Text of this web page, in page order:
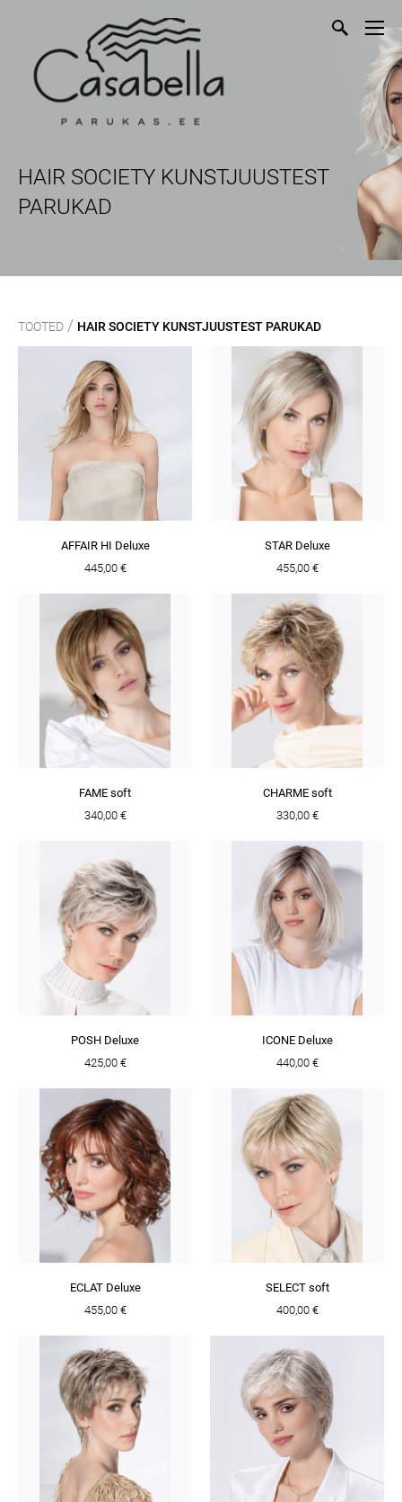
HAIR SOCIETY KUNSTJUUSTEST
PARUKAD
TOOTED / HAIR SOCIETY KUNSTJUUSTEST PARUKAD
AFFAIR HI Deluxe
445,00 €
STAR Deluxe
455,00 €
FAME soft
340,00 €
CHARME soft
330,00 €
POSH Deluxe
425,00 €
ICONE Deluxe
440,00 €
ECLAT Deluxe
455,00 €
SELECT soft
400,00 €